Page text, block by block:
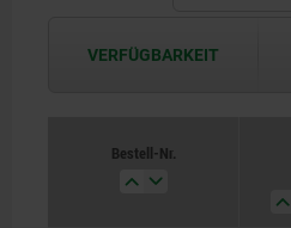
5
8
VERFÜGBARKEIT
Bestell-Nr.